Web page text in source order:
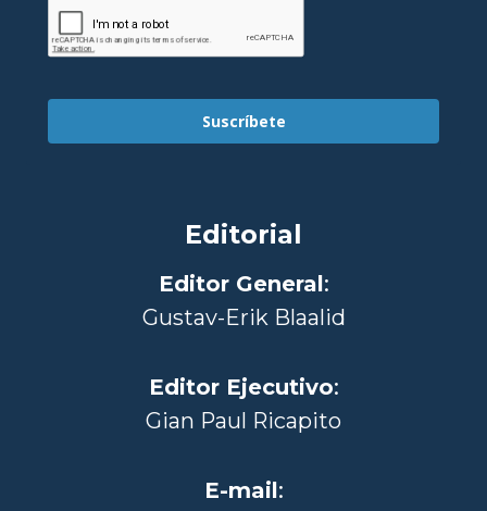
Suscríbete
Editorial
Editor General:
Gustav-Erik Blaalid
Editor Ejecutivo:
Gian Paul Ricapito
E-mail: